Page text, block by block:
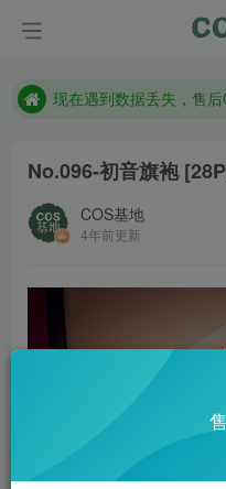
现在遇到数据丢失，售
防失联：百度搜索《趣画
No.096-初音旗袍
COS基地
4年前更新